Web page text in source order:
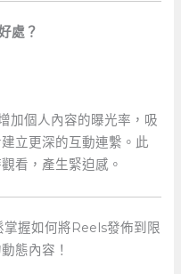
處？
加個人內容的曝光率，吸
立更深的互動連繫。此
看，產生緊迫感。
握如何將Reels發佈到限
態內容！